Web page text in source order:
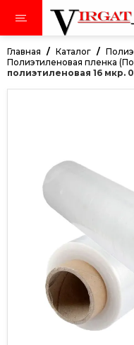
пленка в
Главная Каталог
Полиэтиленовая пленка
полиэтиленовая 16 мкр.